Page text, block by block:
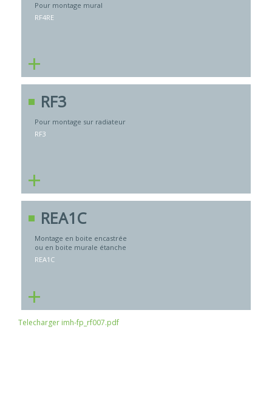
Pour montage mural
RF4RE
+
RF3
Pour montage sur radiateur
RF3
+
REA1C
Montage en boite encastrée
ou en boite murale étanche
REA1C
+
Telecharger imh-fp_rf007.pdf